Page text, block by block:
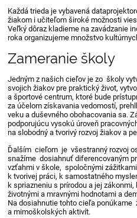
Každá trieda je vybavená
žiakom i učiteľom široké možnosti
Veľký dôraz kladieme na zavádzanie
roka organizujeme množstvo
Zameranie školy
Jedným z našich cieľov je zo školy
svojich žiakov pre praktický život,
a športové centrum, ktoré bude
za účelom získavania vedomostí,
veku a duševného obohacovania sa.
podporujúcu vysokú úroveň
na slobodný a tvorivý rozvoj žiakov a
Ďalším cieľom je všestranný rozvoj
snažíme dosiahnuť diferencovaným
vzťahmi v škole, spoločnými
k tvorivej práci, k samostatného
k spriazneniu s prírodou a jej
životnými a mravnými hodnotami a
Na dosiahnutie tohto cieľa
a mimoškolských aktivít.